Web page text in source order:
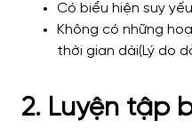
Có biểu hiện suy
Không có những
thời gian dài(Lý do
2. Luyện tập